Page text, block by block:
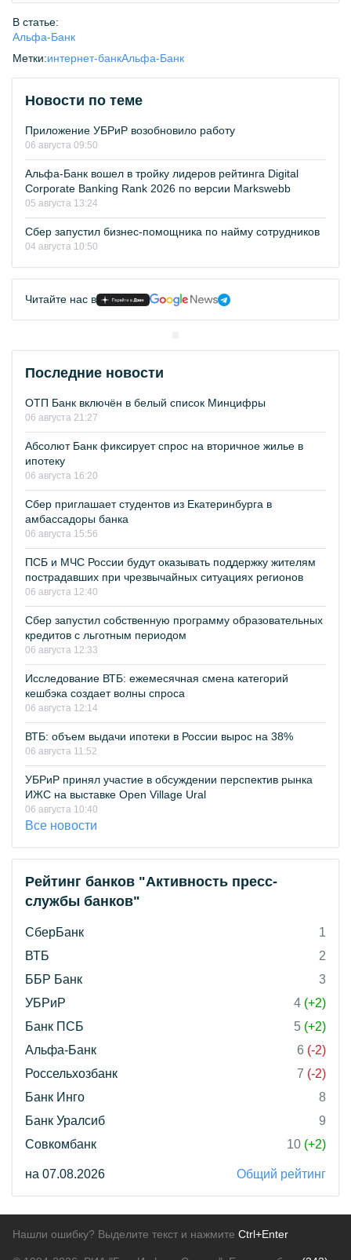
В статье:
Альфа-Банк
Метки:интернет-банкАльфа-Банк
Новости по теме
Приложение УБРиР возобновило работу
06 августа 09:50
Альфа-Банк вошел в тройку лидеров рейтинга Digital
Corporate Banking Rank 2026 по версии Markswebb
05 августа 13:24
Сбер запустил бизнес-помощника по найму сотрудников
04 августа 10:50
Читайте нас в
Последние новости
ОТП Банк включён в белый список Минцифры
06 августа 21:27
Абсолют Банк фиксирует спрос на вторичное жилье в
ипотеку
06 августа 16:20
Сбер приглашает студентов из Екатеринбурга в
амбассадоры банка
06 августа 15:56
ПСБ и МЧС России будут оказывать поддержку жителям
пострадавших при чрезвычайных ситуациях регионов
06 августа 12:40
Сбер запустил собственную программу образовательных
кредитов с льготным периодом
06 августа 12:33
Исследование ВТБ: ежемесячная смена категорий
кешбэка создает волны спроса
06 августа 12:14
ВТБ: объем выдачи ипотеки в России вырос на 38%
06 августа 11:52
УБРиР принял участие в обсуждении перспектив рынка
ИЖС на выставке Open Village Ural
06 августа 10:40
Все новости
Рейтинг банков "Активность пресс-
службы банков"
СберБанк
1
ВТБ
2
ББР Банк
3
УБРиР
4 (+2)
Банк ПСБ
5 (+2)
Альфа-Банк
6 (-2)
Россельхозбанк
7 (-2)
Банк Инго
8
Банк Уралсиб
9
Совкомбанк
10 (+2)
на 07.08.2026 Общий рейтинг
Нашли ошибку? Выделите текст и нажмите Ctrl+Enter